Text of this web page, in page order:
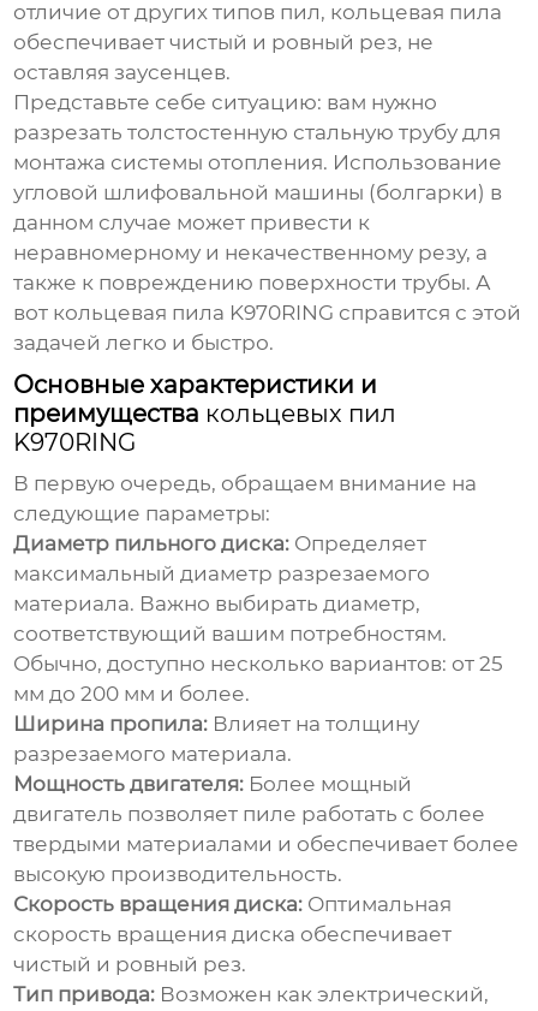
отличие от других типов пил, кольцевая пила
обеспечивает чистый и ровный рез, не
оставляя заусенцев.
Представьте себе ситуацию: вам нужно
разрезать толстостенную стальную трубу для
монтажа системы отопления. Использование
угловой шлифовальной машины (болгарки) в
данном случае может привести к
неравномерному и некачественному резу, а
также к повреждению поверхности трубы. А
вот кольцевая пила K970RING справится с этой
задачей легко и быстро.
Основные характеристики и
преимущества кольцевых пил
K970RING
В первую очередь, обращаем внимание на
следующие параметры:
Диаметр пильного диска: Определяет
максимальный диаметр разрезаемого
материала. Важно выбирать диаметр,
соответствующий вашим потребностям.
Обычно, доступно несколько вариантов: от 25
мм до 200 мм и более.
Ширина пропила: Влияет на толщину
разрезаемого материала.
Мощность двигателя: Более мощный
двигатель позволяет пиле работать с более
твердыми материалами и обеспечивает более
высокую производительность.
Скорость вращения диска: Оптимальная
скорость вращения диска обеспечивает
чистый и ровный рез.
Тип привода: Возможен как электрический,